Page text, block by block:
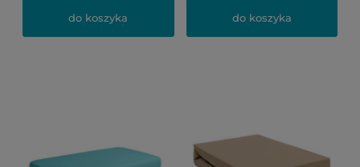
do koszyka do koszyka